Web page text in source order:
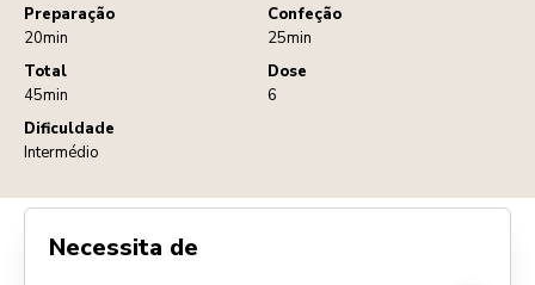
Preparação
20min
Confeção
25min
Total
45min
Dose
6
Dificuldade
Intermédio
Necessita de